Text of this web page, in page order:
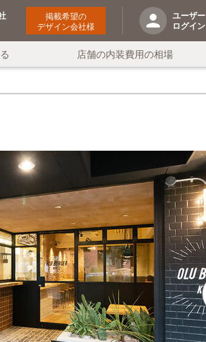
掲載希望の
デザイン会社様
ユーザー
ログイン
店舗の内装費用の相場